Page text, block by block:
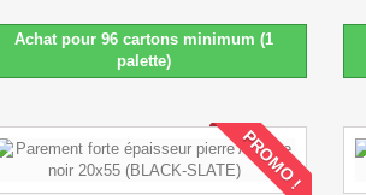
Achat pour 96 cartons minimum (1
palette)
PROMO !